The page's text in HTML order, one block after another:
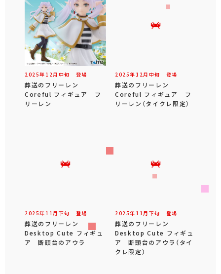
2025年 12 月 中旬 登場
葬送のフリーレン
Coreful フィギュア フ
リーレン
2025年 12 月 中旬 登場
葬送のフリーレン
Coreful フィギュア フ
リーレン（タイクレ限定）
2025年 11 月 下旬 登場
葬送のフリーレン
Desktop Cute フィギュ
ア 断頭台のアウラ
2025年 11 月 下旬 登場
葬送のフリーレン
Desktop Cute フィギュ
ア 断頭台のアウラ（タイ
クレ限定）